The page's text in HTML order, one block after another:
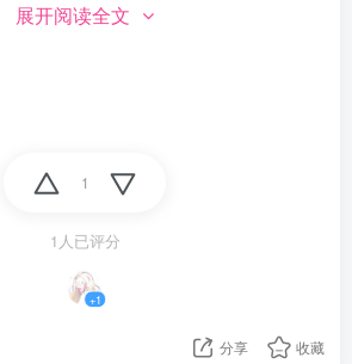
、8人重伤；
范围广；
韩国近8年来"无户儿童"2123人，其
生记录但未办理出生登记的儿童。警
展开阅读全文
1
1人已评分
+1
分享 收藏